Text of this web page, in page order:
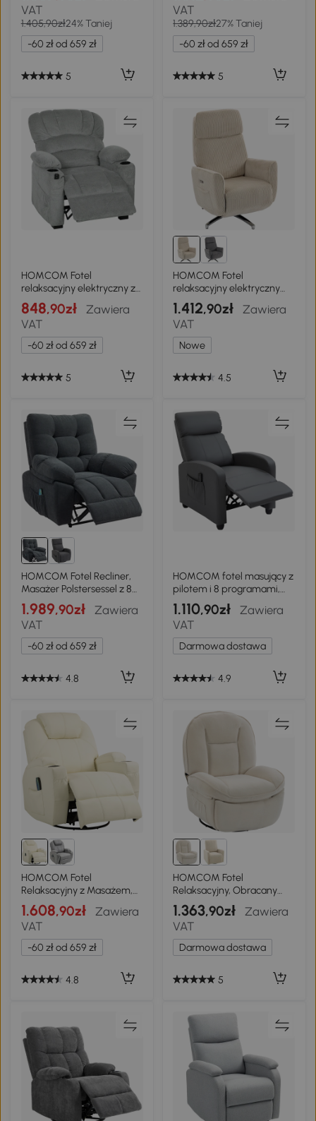
VAT
1.405,90zł24% Taniej
-60 zł od 659 zł
5
napoje, do 150 kg, Brązowy
VAT
1.389,90zł27% Taniej
-60 zł od 659 zł
5
HOMCOM Fotel
relaksacyjny elektryczny z
funkcją leżenia, USB,
uchwyt na napoje, 2
pozycje pamięci do salonu,
szary
848,90zł
Zawiera
VAT
-60 zł od 659 zł
5
HOMCOM Fotel
relaksacyjny elektryczny
regulowany, fotel z funkcją
leżenia, 2 silniki, obrotowy
fotel TV z portem USB
1.412,90zł
Zawiera
VAT
Nowe
4.5
HOMCOM Fotel Recliner,
Masażer Polstersessel z 8
Punkty Wibracji,
Regulowanym
Podnóżkiem, Boczną
Kieszonką, Szary
1.989,90zł
Zawiera
VAT
-60 zł od 659 zł
4.8
HOMCOM fotel masujący z
pilotem i 8 programami,
regulowany fotel z
podnóżkiem, 68x88x98cm,
szary
1.110,90zł
Zawiera
VAT
Darmowa dostawa
4.9
HOMCOM Fotel
Relaksacyjny z Masażem,
Regulowane Oparcie,
Obrotowy, do 150 kg,
Ekoskóra, Kremowy
1.608,90zł
Zawiera
VAT
-60 zł od 659 zł
4.8
HOMCOM Fotel
Relaksacyjny, Obracany
Fotel z Funkcją Kołysania i
Rozkładania, Głębokie
Siedzisko, Grube Oparcie,
Łatwy Montaż, Kremowy
1.363,90zł
Zawiera
VAT
Darmowa dostawa
5